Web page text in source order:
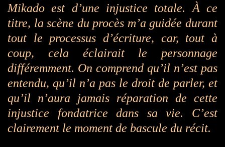
Mikado est d’une injustice totale. À ce
titre, la scène du procès m’a guidée durant
tout le processus d’écriture, car, tout à
coup, cela éclairait le personnage
différemment. On comprend qu’il n’est pas
entendu, qu’il n’a pas le droit de parler, et
qu’il n’aura jamais réparation de cette
injustice fondatrice dans sa vie. C’est
clairement le moment de bascule du récit.